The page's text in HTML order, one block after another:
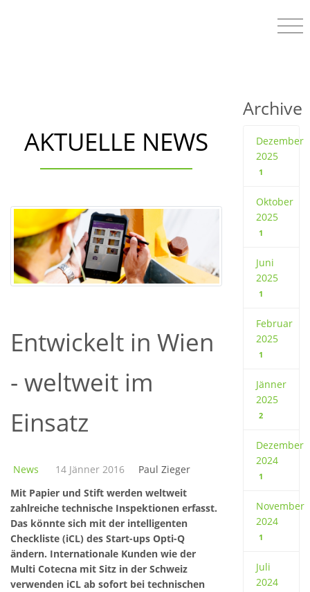
AKTUELLE NEWS
Entwickelt in Wien
- weltweit im
Einsatz
News 14 Jänner 2016
Paul Zieger
Mit Papier und Stift werden weltweit
zahlreiche technische Inspektionen erfasst.
Das könnte sich mit der intelligenten
Checkliste (iCL) des Start-ups Opti-Q
ändern. Internationale Kunden wie der
Multi Cotecna mit Sitz in der Schweiz
verwenden iCL ab sofort bei technischen
Archive
Dezember
2025
1
Oktober
2025
1
Juni
2025
1
Februar
2025
1
Jänner
2025
2
Dezember
2024
1
November
2024
1
Juli
2024